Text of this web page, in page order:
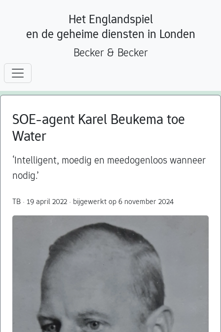
Het Englandspiel
en de geheime diensten in Londen
Becker & Becker
SOE-agent Karel Beukema toe
Water
‘Intelligent, moedig en meedogenloos wanneer
nodig.’
TB · 19 april 2022 · bijgewerkt op 6 november 2024